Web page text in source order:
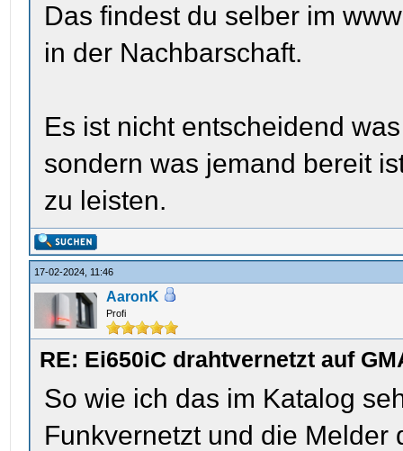
Das findest du selber im
in der Nachbarschaft.
Es ist nicht entscheidend
sondern was jemand bereit
zu leisten.
17-02-2024, 11:46
AaronK
Profi
RE: Ei650iC drahtvernetzt auf
So wie ich das im Katalog
Funkvernetzt und die